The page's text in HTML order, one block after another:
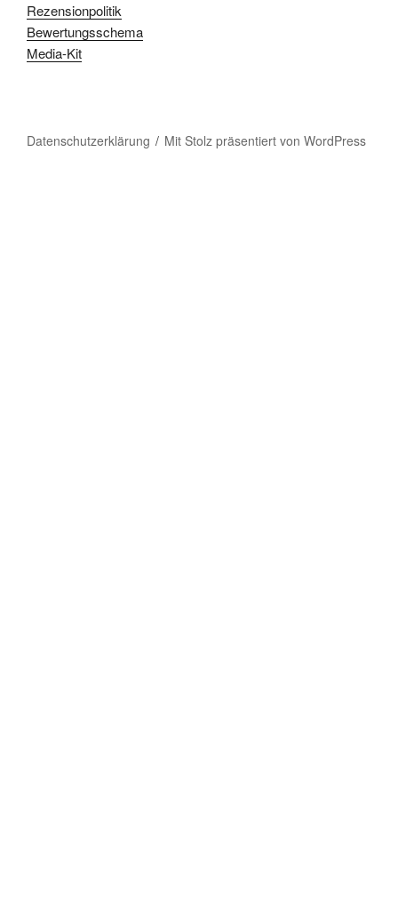
Rezensionpolitik
Bewertungsschema
Media-Kit
Datenschutzerklärung Mit Stolz präsentiert von WordPress